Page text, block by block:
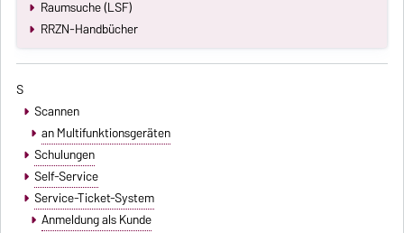
Raumsuche (LSF)
RRZN-Handbücher
S
Scannen
an Multifunktionsgeräten
Schulungen
Self-Service
Service-Ticket-System
Anmeldung als Kunde